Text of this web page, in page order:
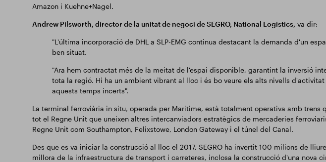
Amazon i Kuehne+Nagel.
Andrew Pilsworth, director de la unitat de negoci de SEGRO, National Logistics, va dir:
"L'última incorporació de DHL a SLP-EMG continua destacant la demanda d'un
ben situat.
"Ara hem contractat més de la meitat de l'espai disponible, garantint la inversió
tota la regió. Hi ha un ambient vibrant al lloc i és bo veure els alts nivells
aquests temps incerts".
La terminal ferroviària in situ, operada per Maritime, està totalment operativa amb trens
tot el Regne Unit que uneixen altres intercanviadors estratègics de mercaderies
Regne Unit com Southampton, Felixstowe, London Gateway i el túnel del Canal.
Des que es va iniciar la construcció al lloc el 2017, SEGRO ha invertit 100 milions de
millora de la infraestructura de transport i carreteres, inclosa la construcció d'una nova